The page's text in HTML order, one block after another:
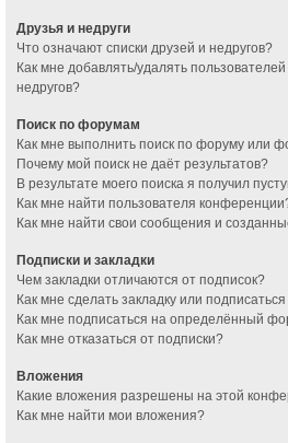
Друзья и недруги
Что означают списки друзей и недругов?
Как мне добавлять/удалять
недругов?
Поиск по форумам
Как мне выполнить поиск по форуму или
Почему мой поиск не даёт результатов?
В результате моего поиска я получил
Как мне найти пользователя
Как мне найти свои сообщения и
Подписки и закладки
Чем закладки отличаются от подписок?
Как мне сделать закладку или
Как мне подписаться на определённый
Как мне отказаться от подписки?
Вложения
Какие вложения разрешены на этой
Как мне найти мои вложения?